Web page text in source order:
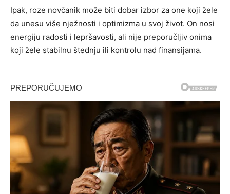
Ipak, roze novčanik može biti dobar izbor za one koji žele
da unesu više nježnosti i optimizma u svoj život. On nosi
energiju radosti i lepršavosti, ali nije preporučljiv onima
koji žele stabilnu štednju ili kontrolu nad finansijama.